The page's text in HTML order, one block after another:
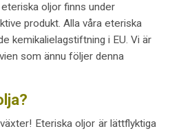
oljor finns under
produkt. Alla våra eteriska
kemikalielagstiftning i EU. Vi är
som ännu följer denna
Eteriska oljor är lättflyktiga